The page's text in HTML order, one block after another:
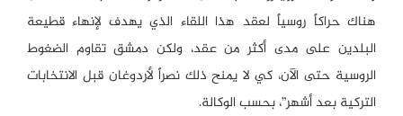
هناك حراكاً روسياً لعقد هذا اللقاء الذي يهدف لإنهاء قطيعة
البلدين على مدى أكثر من عقد، ولكن دمشق تقاوم الضغوط
الروسية حتى الآن، كي لا يمنح ذلك نصراً لأردوغان قبل الانتخابات
التركية بعد أشهر”، بحسب الوكالة.